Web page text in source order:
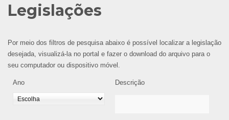
Legislações
Por meio dos filtros de pesquisa abaixo é possível localizar a legislação
desejada, visualizá-la no portal e fazer o download do arquivo para o
seu computador ou dispositivo móvel.
Ano Descrição